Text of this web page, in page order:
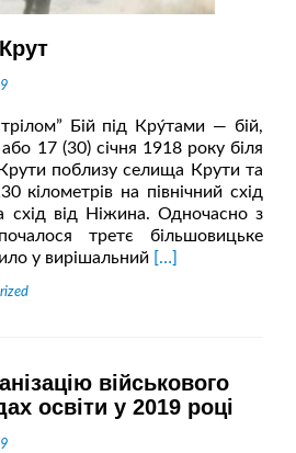
Бій під Кру́тами — бій,
17 (30) січня 1918 року біля
Крути поблизу селища Крути та
кілометрів на північний схід
схід від Ніжина. Одночасно з
третє більшовицьке
у вирішальний Читати
[…]
військового
освіти у 2019 році